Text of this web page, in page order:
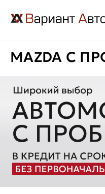
MAZDA С